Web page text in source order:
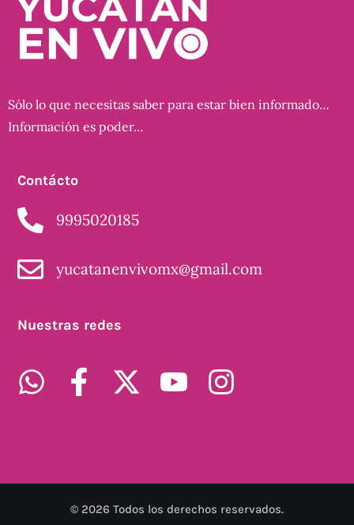
Sólo lo que necesitas saber para estar bien informado…
Información es poder…
Contácto
9995020185
yucatanenvivomx@gmail.com
Nuestras redes
© 2026 Todos los derechos reservados.